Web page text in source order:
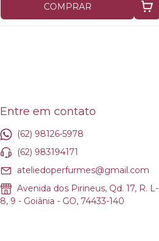
COMPRAR
Entre em contato
(62) 98126-5978
(62) 983194171
ateliedoperfurmes@gmail.com
Avenida dos Pirineus, Qd. 17, R. L-
8, 9 - Goiânia - GO, 74433-140